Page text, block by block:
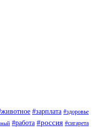
#зарплата #здоровье
#работа #россия #сигарета